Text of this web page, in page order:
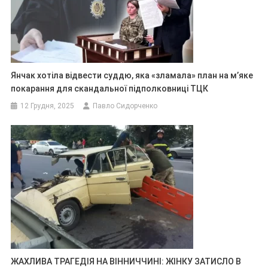
Янчак хотіла відвести суддю, яка «зламала» план на м’яке
покарання для скандальної підполковниці ТЦК
12 Грудня, 2025 Павло Сидорченко
ЖАХЛИВА ТРАГЕДІЯ НА ВІННИЧЧИНІ: ЖІНКУ ЗАТИСЛО В